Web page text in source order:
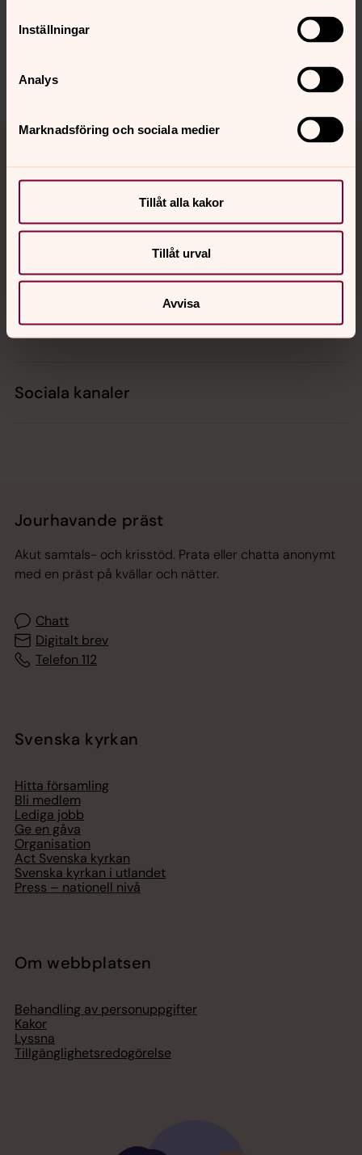
Inställningar
Analys
Marknadsföring och sociala medier
Tillåt alla kakor
Tillåt urval
Avvisa
innehåll?
Dela
Tillbaka till toppen
Tillbaka till innehållet
Kalender
Hitta snabbt
Sociala kanaler
Jourhavande präst
Akut samtals- och krisstöd. Prata eller chatta anonymt
med en präst på kvällar och nätter.
Chatt
Digitalt brev
Telefon 112
Svenska kyrkan
Hitta församling
Bli medlem
Lediga jobb
Ge en gåva
Organisation
Act Svenska kyrkan
Svenska kyrkan i utlandet
Press – nationell nivå
Om webbplatsen
Behandling av personuppgifter
Kakor
Lyssna
Tillgänglighetsredogörelse